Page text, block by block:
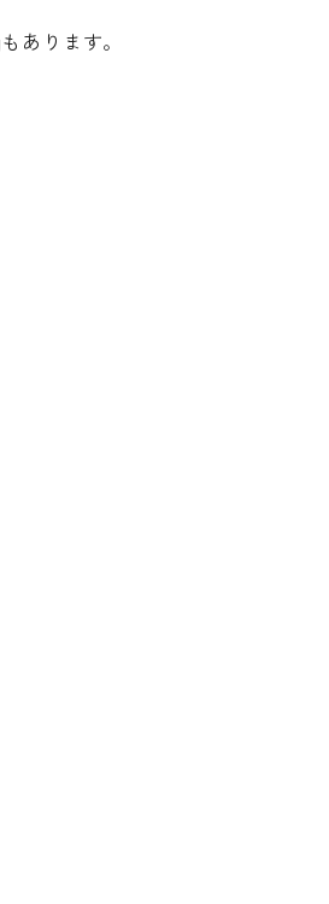
もあります。